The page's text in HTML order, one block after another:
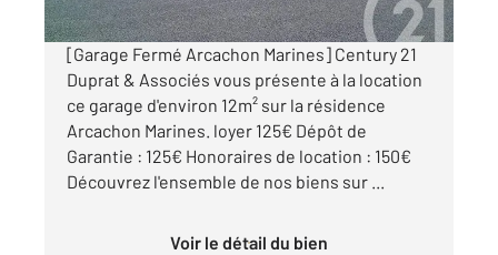
[Garage Fermé Arcachon Marines] Century 21
Duprat & Associés vous présente à la location
ce garage d'environ 12m² sur la résidence
Arcachon Marines. loyer 125€ Dépôt de
Garantie : 125€ Honoraires de location : 150€
Découvrez l'ensemble de nos biens sur ...
Voir le détail du bien